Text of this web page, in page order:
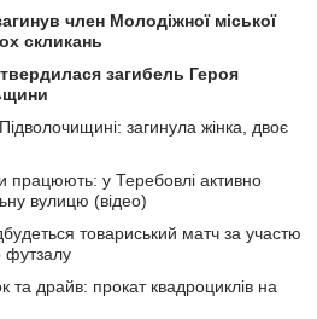
член Молодіжної міської
скликань
загибель Героя
загинула жінка, двоє
працюють: у Теребовлі активно
вулицю (відео)
товариський матч за участю
футзалу
та драйв: прокат квадроциклів на